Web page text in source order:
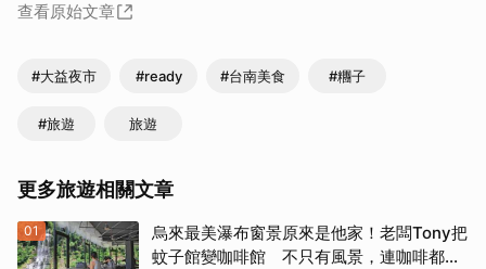
查看原始文章
#大益夜市 #ready #台南美食 #糰子
#旅遊 旅遊
更多旅遊相關文章
01
烏來最美瀑布窗景原來是他家！老闆Tony把
蚊子館變咖啡館 不只有風景，連咖啡都好